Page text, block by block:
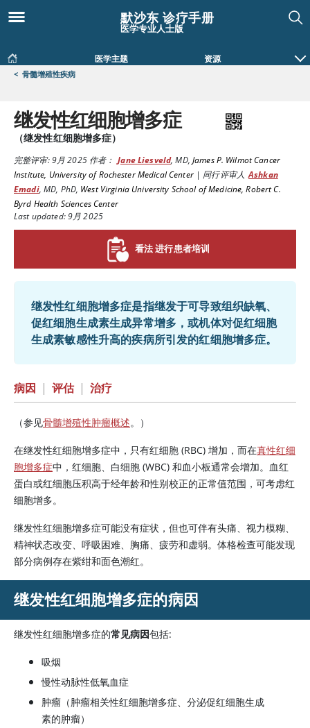
默沙东 诊疗手册
医学专业人士版
医学主题 资源
< 骨髓增殖性疾病
继发性红细胞增多症
（继发性红细胞增多症）
完整评审:9月 2025作者： Jane Liesveld,MD, James P. Wilmot Cancer
Institute, University of Rochester Medical Center| 同行评审人 Ashkan
Emadi, MD, PhD, West Virginia University School of Medicine, Robert C.
Byrd Health Sciences Center
Last updated: 9月 2025
看法 进行患者培训
继发性红细胞增多症是指继发于可导致组织缺氧、
促红细胞生成素生成异常增多，或机体对促红细胞
生成素敏感性升高的疾病所引发的红细胞增多症。
病因 | 评估 | 治疗
（参见骨髓增殖性肿瘤概述。）
在继发性红细胞增多症中，只有红细胞 (RBC) 增加，而在真性红细
胞增多症中，红细胞、白细胞 (WBC) 和血小板通常会增加。血红
蛋白或红细胞压积高于经年龄和性别校正的正常值范围，可考虑红
细胞增多。
继发性红细胞增多症可能没有症状，但也可伴有头痛、视力模糊、
精神状态改变、呼吸困难、胸痛、疲劳和虚弱。体格检查可能发现
部分病例存在紫绀和面色潮红。
继发性红细胞增多症的病因
继发性红细胞增多症的常见病因包括:
吸烟
慢性动脉性低氧血症
肿瘤（肿瘤相关性红细胞增多症、分泌促红细胞生成
素的肿瘤）